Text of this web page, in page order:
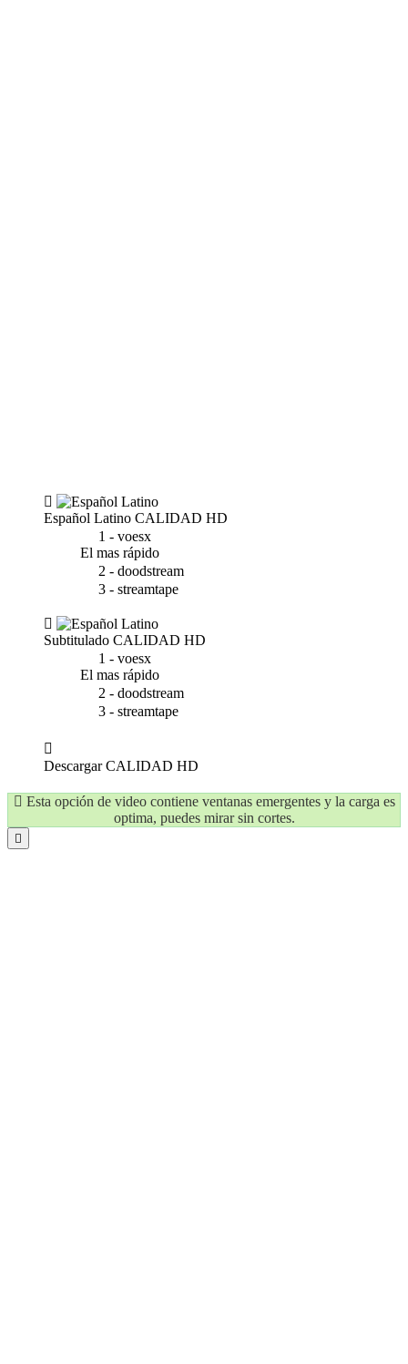
Español Latino CALIDAD HD
1 - voesx
El mas rápido
2 - doodstream
3 - streamtape
Subtitulado CALIDAD HD
1 - voesx
El mas rápido
2 - doodstream
3 - streamtape
DescargarCALIDAD HD
Esta opción de video contiene ventanas emergentes y la carga es
optima, puedes mirar sin cortes.